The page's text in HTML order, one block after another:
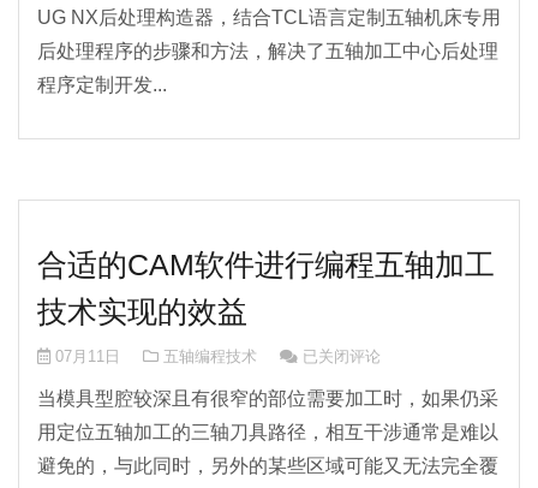
UG NX后处理构造器，结合TCL语言定制五轴机床专用
后处理程序的步骤和方法，解决了五轴加工中心后处理
程序定制开发...
合适的CAM软件进行编程五轴加工
技术实现的效益
07月11日 五轴编程技术 合适的CAM软件进行编程五轴加
已关闭评论
当模具型腔较深且有很窄的部位需要加工时，如果仍采
用定位五轴加工的三轴刀具路径，相互干涉通常是难以
避免的，与此同时，另外的某些区域可能又无法完全覆